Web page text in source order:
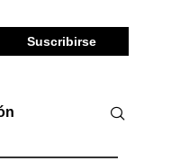
Suscribirse